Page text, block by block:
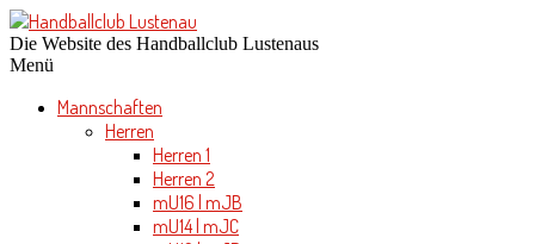
Die Website des Handballclub Lustenaus
Menü
Mannschaften
Herren
Herren 1
Herren 2
mU16 | mJB
mU14 | mJC